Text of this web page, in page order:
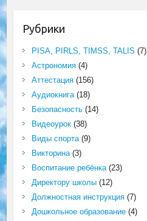
Рубрики
PISA, PIRLS, TIMSS, TALIS (7)
Астрономия(4)
Аттестация(156)
Аудиокнига(18)
Безопасность(14)
Видеоурок(38)
Виды спорта(9)
Викторина(3)
Воспитание ребёнка(23)
Директору школы(12)
Должностная инструкция(7)
Дошкольное образование(4)